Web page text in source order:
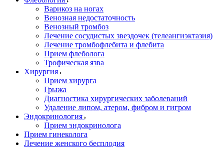
Варикоз на ногах
Венозная недостаточность
Венозный тромбоз
Лечение сосудистых звездочек (телеангиэктазия)
Лечение тромбофлебита и флебита
Прием флеболога
Трофическая язва
Хирургия
Прием хирурга
Грыжа
Диагностика хирургических заболеваний
Удаление липом, атером, фибром и гигром
Эндокринология
Прием эндокринолога
Прием гинеколога
Лечение женского бесплодия